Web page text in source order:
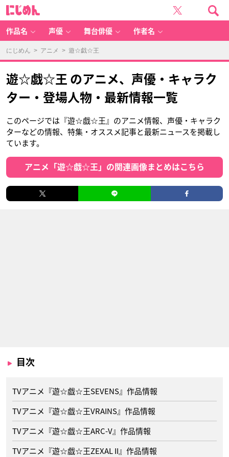
作品名 声優 舞台俳優 作者名
にじめん > アニメ > 遊☆戯☆王
遊☆戯☆王 のアニメ、声優・キャラク
ター・登場人物・最新情報一覧
このページでは『遊☆戯☆王』のアニメ情報、声優・キャラク
ターなどの情報、特集・オススメ記事と最新ニュースを掲載し
ています。
アニメ「遊☆戯☆王」の関連画像まとめはこちら
目次
TVアニメ『遊☆戯☆王SEVENS』作品情報
TVアニメ『遊☆戯☆王VRAINS』作品情報
TVアニメ『遊☆戯☆王ARC-V』作品情報
TVアニメ『遊☆戯☆王ZEXAL II』作品情報